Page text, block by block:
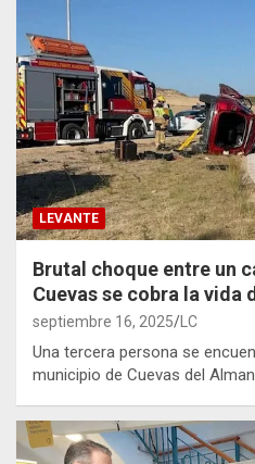
LEVANTE
Brutal choque entre un
Cuevas se cobra la vida
septiembre 16, 2025 LC
Una tercera persona se
municipio de Cuevas del